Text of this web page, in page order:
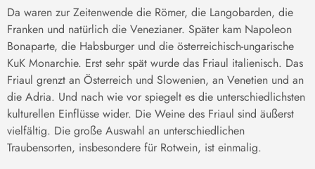
Da waren zur Zeitenwende die Römer, die Langobarden, die
Franken und natürlich die Venezianer. Später kam Napoleon
Bonaparte, die Habsburger und die österreichisch-ungarische
KuK Monarchie. Erst sehr spät wurde das Friaul italienisch. Das
Friaul grenzt an Österreich und Slowenien, an Venetien und an
die Adria. Und nach wie vor spiegelt es die unterschiedlichsten
kulturellen Einflüsse wider. Die Weine des Friaul sind äußerst
vielfältig. Die große Auswahl an unterschiedlichen
Traubensorten, insbesondere für Rotwein, ist einmalig.